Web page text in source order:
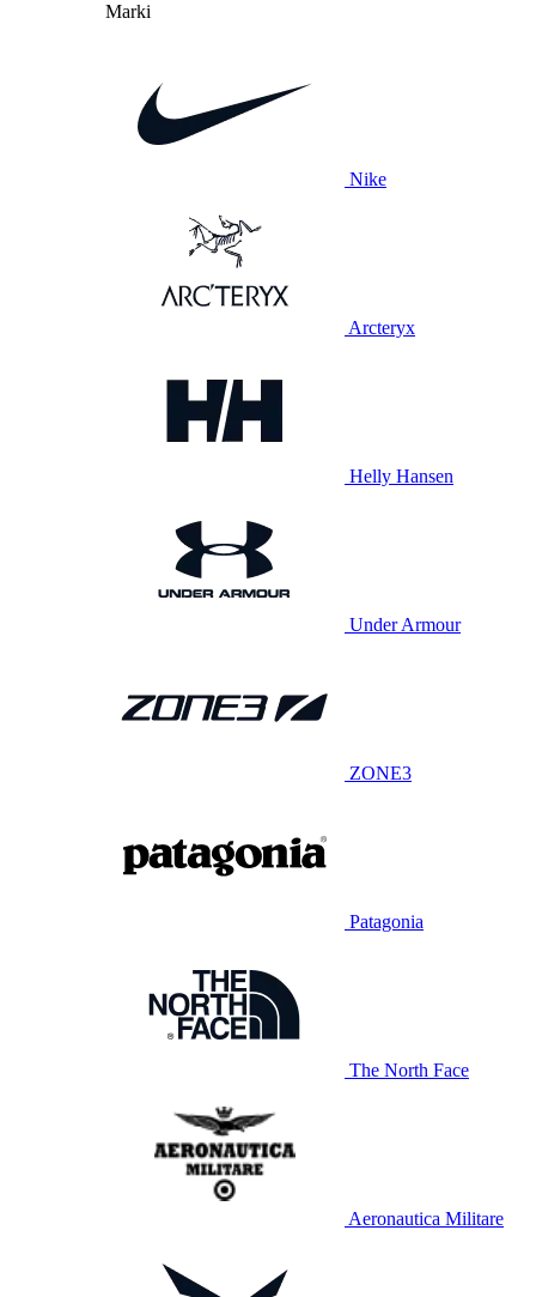
Marki
Nike
Arcteryx
Helly Hansen
Under Armour
ZONE3
Patagonia
The North Face
Aeronautica Militare